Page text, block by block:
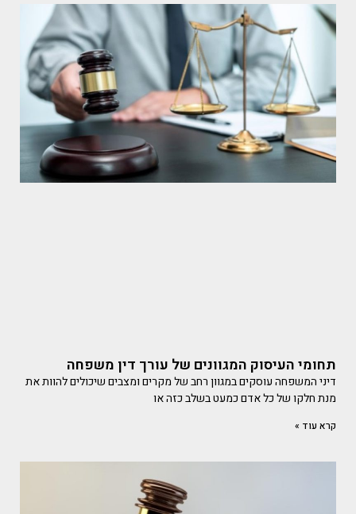
תחומי העיסוק המגוונים של עורך דין משפחה
דיני המשפחה עוסקים במגוון רחב של מקרים ומצבים שיכולים להוות את
מנת חלקו של כל אדם כמעט בשלב כזה או
קרא עוד »